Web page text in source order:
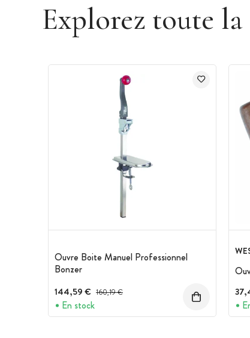
Explorez toute
Ouvre Boite Manuel Professionnel
Bonzer
144,59 € Prix avant réduction :
160,19 €
En stock